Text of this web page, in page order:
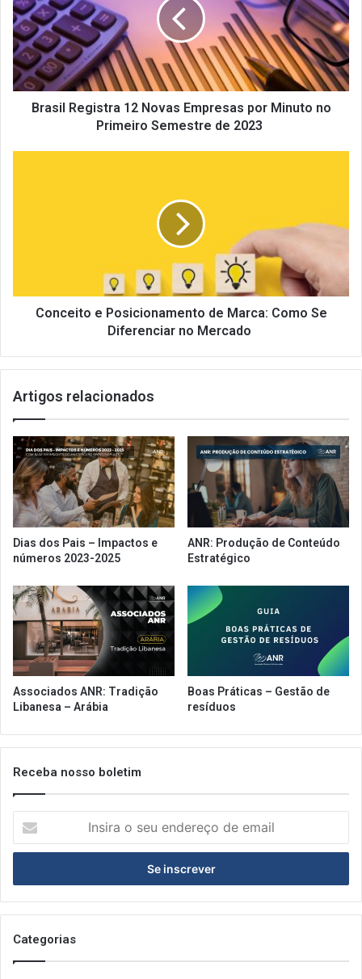
Novas
Empresas
por
Minuto
no
Primeiro
Semestre
Brasil Registra 12 Novas Empresas por Minuto no
Primeiro Semestre de 2023
no
Mercado
Conceito e Posicionamento de Marca: Como Se
Diferenciar no Mercado
Artigos relacionados
Dias dos Pais – Impactos e
números 2023-2025
ANR: Produção de Conteúdo
Estratégico
Associados ANR: Tradição
Libanesa – Arábia
Boas Práticas – Gestão de
resíduos
Receba nosso boletim
seu
de
email
Categorias